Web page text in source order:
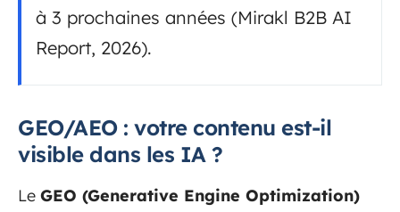
à 3 prochaines années (Mirakl B2B AI
Report, 2026).
GEO/AEO : votre contenu est-il
visible dans les IA ?
Le GEO (Generative Engine Optimization)